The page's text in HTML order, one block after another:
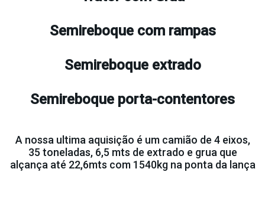
Semireboque com rampas
Semireboque extrado
Semireboque porta-contentores
A nossa ultima aquisição é um camião de 4 eixos,
35 toneladas, 6,5 mts de extrado e grua que
alçança até 22,6mts com 1540kg na ponta da lança